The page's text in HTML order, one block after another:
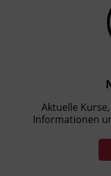
Aktuelle
Informationen